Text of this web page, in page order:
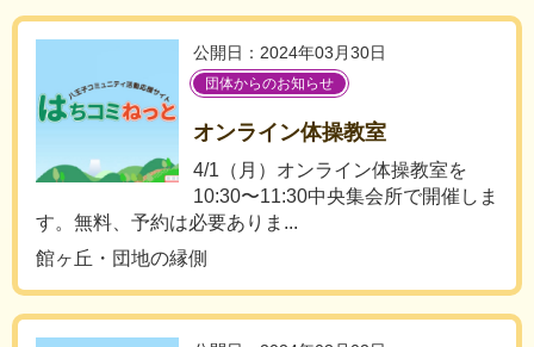
公開日：2024年03月30日
団体からのお知らせ
オンライン体操教室
4/1（月）オンライン体操教室を
10:30〜11:30中央集会所で開催しま
す。無料、予約は必要ありま...
館ヶ丘・団地の縁側